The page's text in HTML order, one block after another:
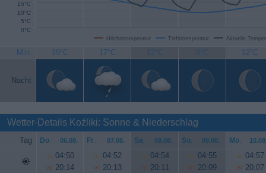
Höchsttemperatur Tiefsttemperatur Aktuelle
0°C
5°C
10°C
15°C
Min. 19°C 17°C 12°C 9°C 12°C
Nacht
Wetter-Details Koźliki: Sonne & Niederschlag
Tag Do. 06.08. Fr. 07.08. Sa. 08.08. So. 09.08. Mo.
04:50
20:14
04:52
20:13
04:54
20:11
04:55
20:09
04:57
20:07